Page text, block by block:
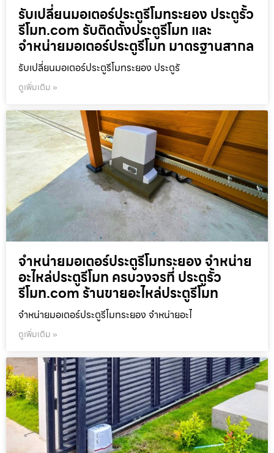
รับเปลี่ยนมอเตอร์ประตูรีโมทระยอง ประตูรั้ว
รีโมท.com รับติดตั้งประตูรีโมท และ
จำหน่ายมอเตอร์ประตูรีโมท มาตรฐานสากล
รับเปลี่ยนมอเตอร์ประตูรีโมทระยอง ประตูรั
ดูเพิ่มเติม »
จำหน่ายมอเตอร์ประตูรีโมทระยอง จำหน่าย
อะไหล่ประตูรีโมท ครบวงจรที่ ประตูรั้ว
รีโมท.com ร้านขายอะไหล่ประตูรีโมท
จำหน่ายมอเตอร์ประตูรีโมทระยอง จำหน่ายอะไ
ดูเพิ่มเติม »